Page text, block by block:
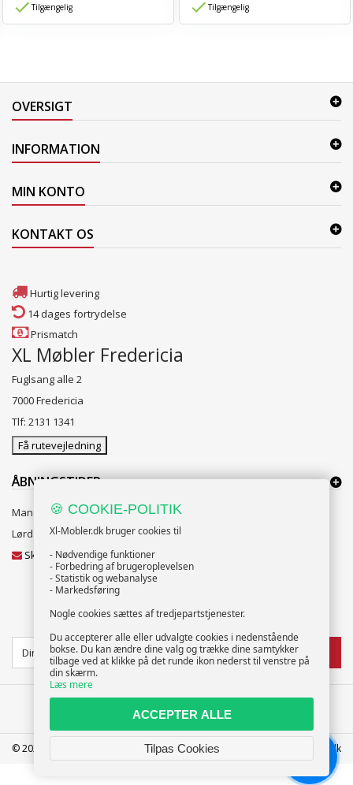
Tilgængelig Tilgængelig
OVERSIGT
INFORMATION
© 2025 XL-Møbler ApS | CVR: 39586207 | FREDERICIA | info@xl-mobler.dk
MIN KONTO
KONTAKT OS
Hurtig levering
14 dages fortrydelse
Prismatch
XL Møbler Fredericia
Fuglsang alle 2
7000 Fredericia
Tlf: 2131 1341
Få rutevejledning
ÅBNINGSTIDER:
Mandag til Fredag 10:00 til 18:00
Lørdag og Søndag 10:00 til 16:00
Skriv til vores kundeservice
NYHEDSBREV
TILMELD
🍪 COOKIE-POLITIK
Xl-Mobler.dk bruger cookies til
- Nødvendige funktioner
- Forbedring af brugeroplevelsen
- Statistik og webanalyse
- Markedsføring
Nogle cookies sættes af tredjepartstjenester.
Du accepterer alle eller udvalgte cookies i nedenstående
bokse. Du kan ændre dine valg og trække dine samtykker
tilbage ved at klikke på det runde ikon nederst til venstre på
din skærm.
Læs mere
ACCEPTER ALLE
Tilpas Cookies